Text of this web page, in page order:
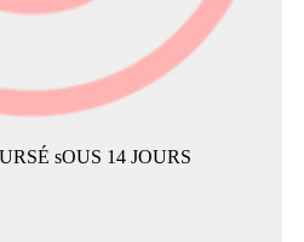
sOUS 14 JOURS